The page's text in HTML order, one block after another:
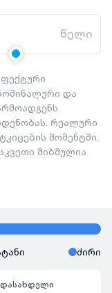
წელი
და
რეალური
მომენტში.
მიბმულია
ძირი